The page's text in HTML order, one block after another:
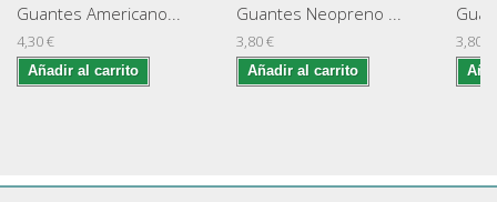
Guantes Americano...
4,30 €
Añadir al carrito
Guantes Neopreno ...
3,80 €
Añadir al carrito
3,80 €